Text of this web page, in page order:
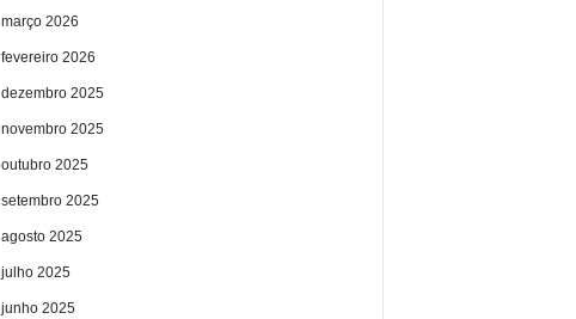
março 2026
fevereiro 2026
dezembro 2025
novembro 2025
outubro 2025
setembro 2025
agosto 2025
julho 2025
junho 2025